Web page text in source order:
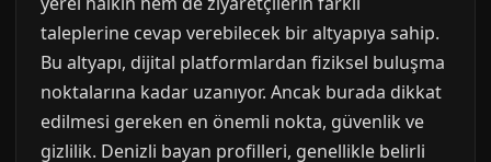
taleplerine cevap verebilecek bir altyapıya sahip.
Bu altyapı, dijital platformlardan fiziksel buluşma
noktalarına kadar uzanıyor. Ancak burada dikkat
edilmesi gereken en önemli nokta, güvenlik ve
gizlilik. Denizli bayan profilleri, genellikle belirli